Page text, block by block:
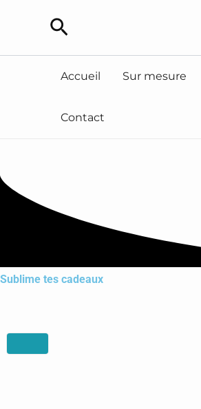
Rechercher
Accueil Sur mesure
Contact
Sublime tes cadeaux